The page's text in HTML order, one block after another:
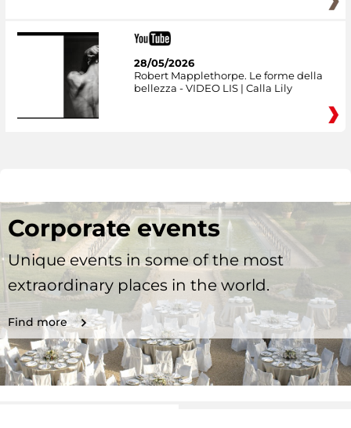
28/05/2026
Robert Mapplethorpe. Le forme della
bellezza - VIDEO LIS | Calla Lily
Corporate events
Unique events in some of the most
extraordinary places in the world.
Find more